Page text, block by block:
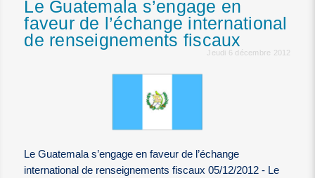
Le Guatemala s’engage en
faveur de l’échange international
de renseignements fiscaux
Jeudi 6 décembre 2012
Le Guatemala s’engage en faveur de l’échange
international de renseignements fiscaux 05/12/2012 - Le